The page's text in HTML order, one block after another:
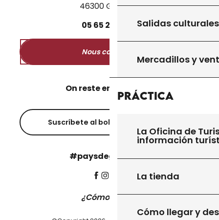
Salidas culturales
Mercadillos y
Práctica
La Oficina de
información
La tienda
Cómo llegar y
46300 Gourdon
05 65 27 50
Nous contacter
On reste en contact ?
Suscríbete al boletín informativo
#paysdegourdon !
¿Cómo llegar?